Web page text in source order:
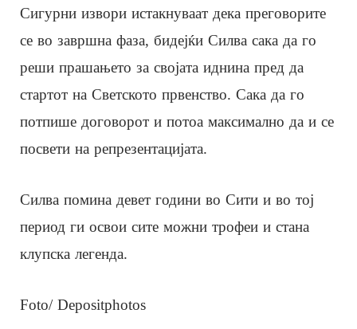
Сигурни извори истакнуваат дека преговорите
се во завршна фаза, бидејќи Силва сака да го
реши прашањето за својата иднина пред да
стартот на Светското првенство. Сака да го
потпише договорот и потоа максимално да и се
посвети на репрезентацијата.
Силва помина девет години во Сити и во тој
период ги освои сите можни трофеи и стана
клупска легенда.
Foto/ Depositphotos